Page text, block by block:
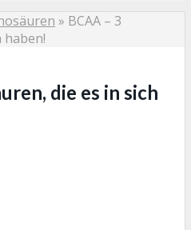
» BCAA – 3
haben!
die es in sich